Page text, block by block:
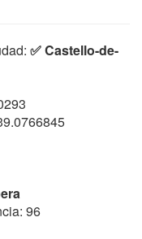
✅ Castello-de-
96